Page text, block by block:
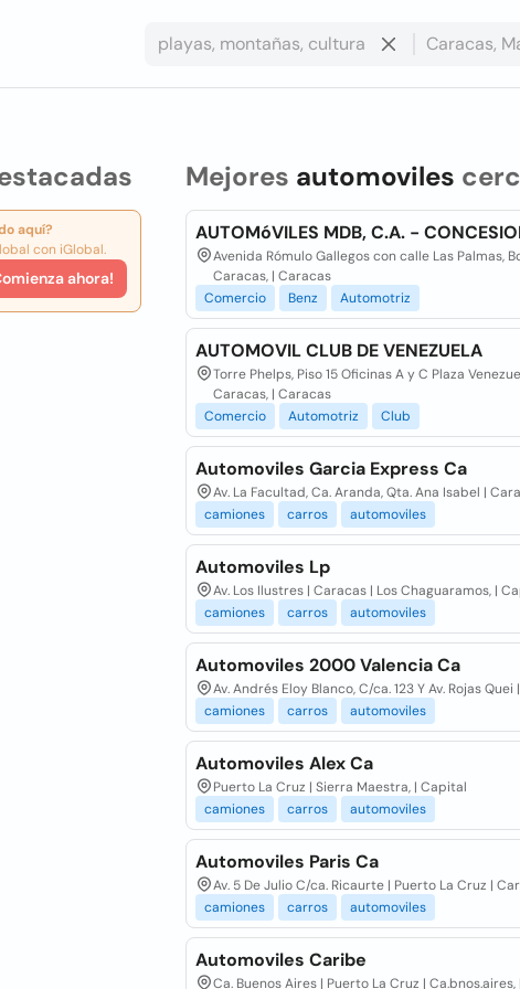
aquí?
con iGlobal.
ahora!
Mejores automoviles
AUTOMóVILES MDB, C.A. -
Avenida Rómulo Gallegos con calle Las Palmas,
Caracas, | Caracas
Comercio
Benz Automotriz
AUTOMOVIL CLUB DE VENEZUELA
Torre Phelps, Piso 15 Oficinas A y C Plaza
Caracas, | Caracas
Comercio
Automotriz Club
Automoviles Garcia Express Ca
Av. La Facultad, Ca. Aranda, Qta. Ana Isabel |
camiones
carros automoviles
Automoviles Lp
Av. Los Ilustres | Caracas | Los Chaguaramos, |
camiones
carros automoviles
Automoviles 2000 Valencia Ca
Av. Andrés Eloy Blanco, C/ca. 123 Y Av. Rojas
camiones
carros automoviles
Automoviles Alex Ca
Puerto La Cruz | Sierra Maestra, | Capital
camiones
carros automoviles
Automoviles Paris Ca
Av. 5 De Julio C/ca. Ricaurte | Puerto La Cruz |
camiones
carros automoviles
Automoviles Caribe
Ca. Buenos Aires | Puerto La Cruz |